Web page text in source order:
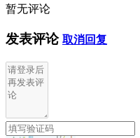
暂无评论
发表评论 取消回复